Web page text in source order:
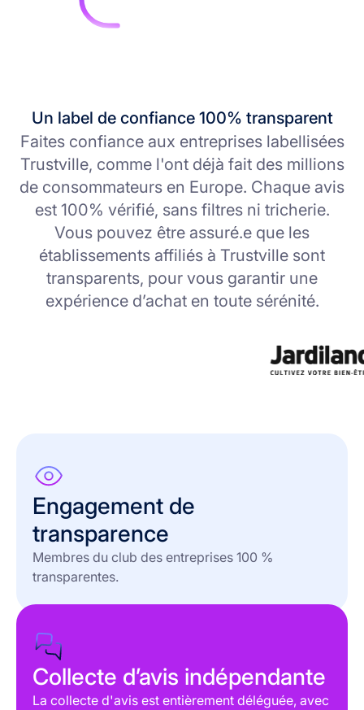
Un label de confiance 100% transparent
Faites confiance aux entreprises labellisées
Trustville, comme l'ont déjà fait des millions
de consommateurs en Europe. Chaque avis
est 100% vérifié, sans filtres ni tricherie.
Vous pouvez être assuré.e que les
établissements affiliés à Trustville sont
transparents, pour vous garantir une
expérience d’achat en toute sérénité.
Engagement de
transparence
Membres du club des entreprises 100 %
transparentes.
Collecte d’avis indépendante
La collecte d'avis est entièrement déléguée, avec